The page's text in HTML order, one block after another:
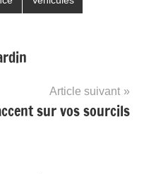
Article suivant
sur vos sourcils